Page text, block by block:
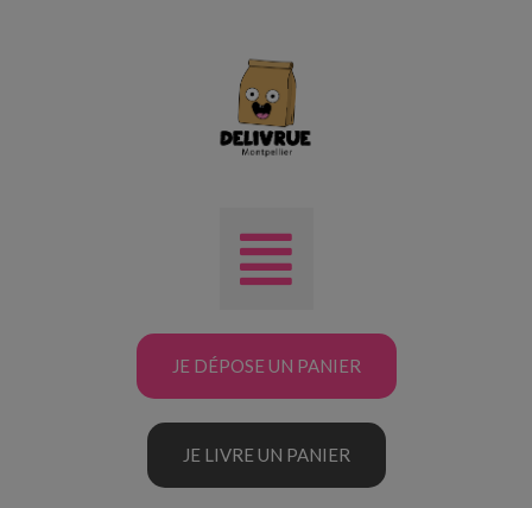
JE DÉPOSE UN PANIER
JE LIVRE UN PANIER